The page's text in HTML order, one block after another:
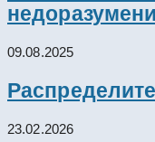
09.08.2025
23.02.2026